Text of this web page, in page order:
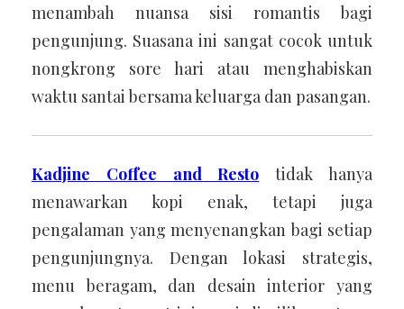
menambah nuansa sisi romantis bagi
pengunjung. Suasana ini sangat cocok untuk
nongkrong sore hari atau menghabiskan
waktu santai bersama keluarga dan pasangan.
Kadjine Coffee and Resto tidak hanya
menawarkan kopi enak, tetapi juga
pengalaman yang menyenangkan bagi setiap
pengunjungnya. Dengan lokasi strategis,
menu beragam, dan desain interior yang